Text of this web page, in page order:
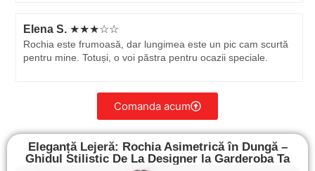
Elena S. ★★★☆☆
Rochia este frumoasă, dar lungimea este un pic cam scurtă
pentru mine. Totuși, o voi păstra pentru ocazii speciale.
Comanda acum
Eleganță Lejeră: Rochia Asimetrică în Dungă –
Ghidul Stilistic De La Designer la Garderoba Ta